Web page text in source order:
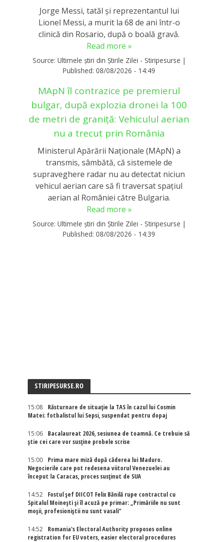
Jorge Messi, tatăl și reprezentantul lui
Lionel Messi, a murit la 68 de ani într-o
clinică din Rosario, după o boală gravă.
Read more »
Source: Ultimele știri din Știrile Zilei - Stiripesurse |
Published: 08/08/2026 - 14:49
MApN îl contrazice pe premierul
bulgar, după explozia dronei la 100
de metri de graniță: Vehiculul aerian
nu a trecut prin România
Ministerul Apărării Naționale (MApN) a
transmis, sâmbătă, că sistemele de
supraveghere radar nu au detectat niciun
vehicul aerian care să fi traversat spațiul
aerian al României către Bulgaria.
Read more »
Source: Ultimele știri din Știrile Zilei - Stiripesurse |
Published: 08/08/2026 - 14:39
STIRIPESURSE.RO
15:08
Răsturnare de situație la TAS în cazul lui Cosmin
Matei: fotbalistul lui Sepsi, suspendat pentru dopaj
15:06
Bacalaureat 2026, sesiunea de toamnă. Ce trebuie să
știe cei care vor susține probele scrise
15:00
Prima mare miză după căderea lui Maduro.
Negocierile care pot redesena viitorul Venezuelei au
început la Caracas, proces susținut de SUA
14:52
Fostul șef DIICOT Felix Bănilă rupe contractul cu
Spitalul Moinești și îl acuză pe primar: „Primăriile nu sunt
moșii, profesioniștii nu sunt vasali”
14:52
Romania's Electoral Authority proposes online
registration for EU voters, easier electoral procedures